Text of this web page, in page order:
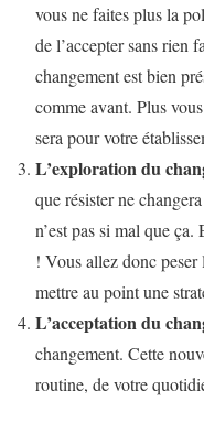
vous ne faites plus la
de l’accepter sans rien
changement est bien
comme avant. Plus
sera pour votre
L’exploration du
que résister ne
n’est pas si mal que
! Vous allez donc peser
mettre au point une
L’acceptation du
changement. Cette
routine, de votre